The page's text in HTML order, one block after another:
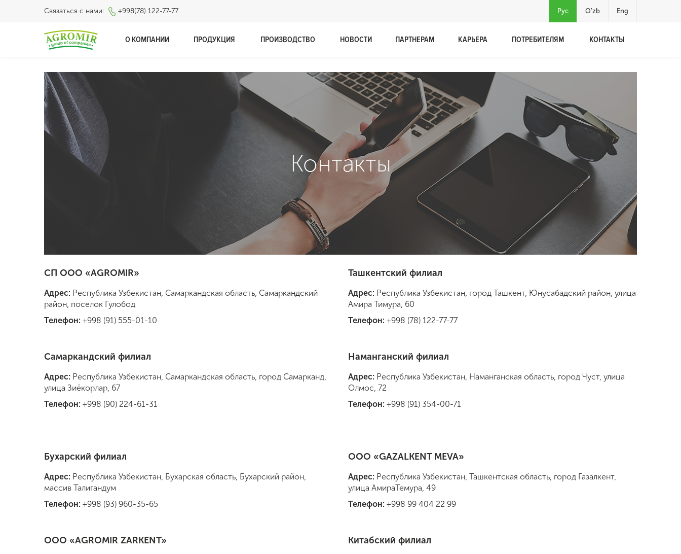
Связаться с нами: +998(78) 122-77-77 Рус O'zb Eng
О КОМПАНИИ ПРОДУКЦИЯ ПРОИЗВОДСТВО НОВОСТИ ПАРТНЕРАМ КАРЬЕРА ПОТРЕБИТЕЛЯМ КОНТАКТЫ
Контакты
СП ООО «AGROMIR»
Адрес: Республика Узбекистан, Самаркандская область, Самаркандский
район, поселок Гулобод
Телефон: +998 (91) 555-01-10
Ташкентский филиал
Адрес: Республика Узбекистан, город Ташкент, Юнусабадский район, улица
Амира Тимура, 60
Телефон: +998 (78) 122-77-77
Самаркандский филиал
Адрес: Республика Узбекистан, Самаркандская область, город Самарканд,
улица Зиёкорлар, 67
Телефон: +998 (90) 224-61-31
Наманганский филиал
Адрес: Республика Узбекистан, Наманганская область, город Чуст, улица
Олмос, 72
Телефон: +998 (91) 354-00-71
Бухарский филиал
Адрес: Республика Узбекистан, Бухарская область, Бухарский район,
массив Талигандум
Телефон: +998 (93) 960-35-65
ООО «GAZALKENT MEVA»
Адрес: Республика Узбекистан, Ташкентская область, город Газалкент,
улица АмираТемура, 49
Телефон: +998 99 404 22 99
ООО «AGROMIR ZARKENT» Китабский филиал